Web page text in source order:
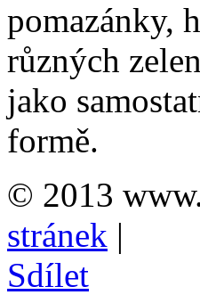
pomazánky,
různých
jako
formě.
© 2013
stránek |
Sdílet